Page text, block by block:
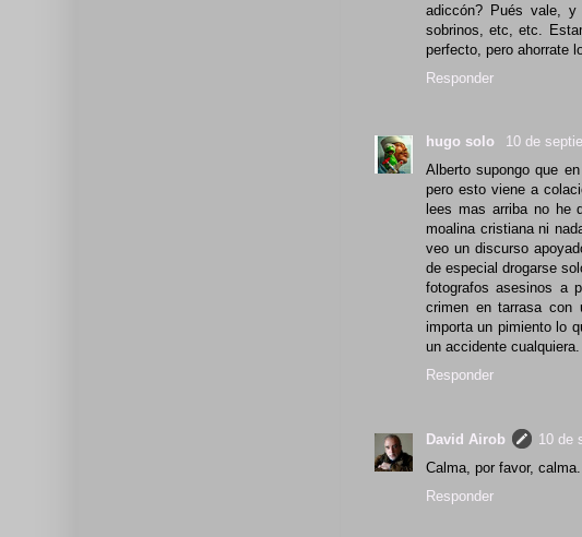
adiccón? Pués vale,
sobrinos, etc, etc.
perfecto, pero ahorrate
Responder
hugo solo
10 de
Alberto supongo que
pero esto viene a
lees mas arriba no he
moalina cristiana ni
veo un discurso
de especial drogarse
fotografos asesinos a
crimen en tarrasa con
importa un pimiento lo
un accidente cualquiera.
Responder
David Airob
10 de
Calma, por favor, calma.
Responder